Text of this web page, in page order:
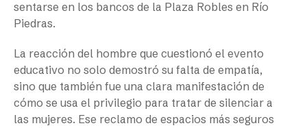
sentarse en los bancos de la Plaza Robles en Río
Piedras.
La reacción del hombre que cuestionó el evento
educativo no solo demostró su falta de empatía,
sino que también fue una clara manifestación de
cómo se usa el privilegio para tratar de silenciar a
las mujeres. Ese reclamo de espacios más seguros